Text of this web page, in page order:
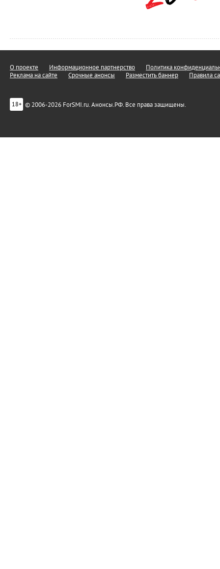
О проекте Информационное партнерство
Политика
Реклама на сайте
Срочные анонсы Разместить баннер Правила
18+ © 2006-2026 ForSMI.ru. Анонсы.РФ. Все права защищены.